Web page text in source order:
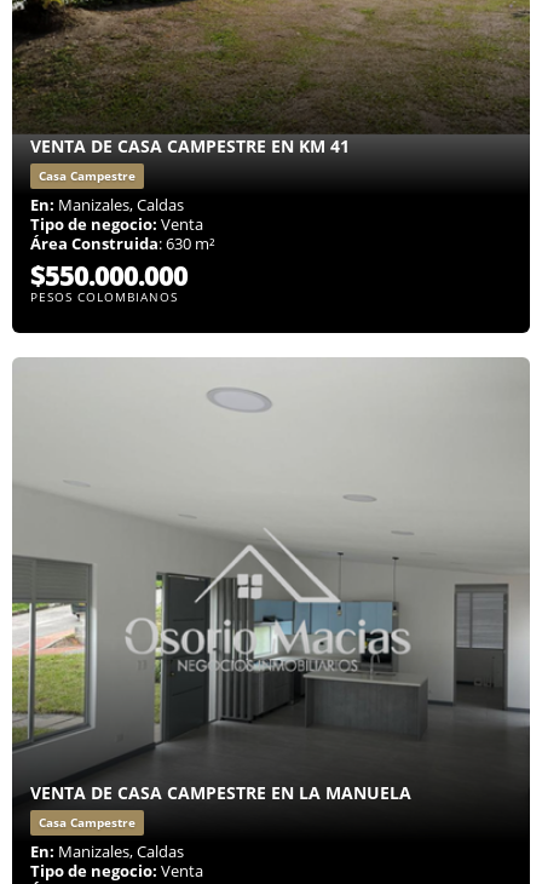
VENTA DE CASA CAMPESTRE EN KM 41
Casa Campestre
En: Manizales, Caldas
Tipo de negocio: Venta
Área Construida: 630 m²
$550.000.000
PESOS COLOMBIANOS
VENTA DE CASA CAMPESTRE EN LA MANUELA
Casa Campestre
En: Manizales, Caldas
Tipo de negocio: Venta